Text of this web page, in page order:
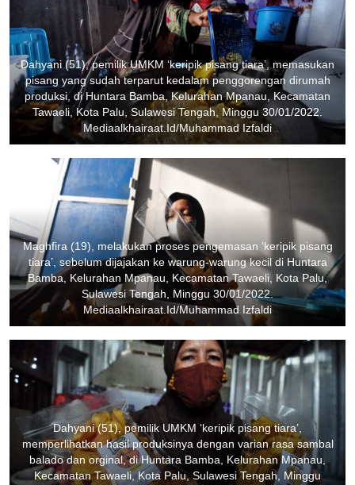
Dahyani (51), pemilik UMKM ‘keripik pisang tiara’, memasukan
pisang yang sudah terparut kedalam penggorengan dirumah
produksi, di Huntara Bamba, Kelurahan Mpanau, Kecamatan
Tawaeli, Kota Palu, Sulawesi Tengah, Minggu 30/01/2022.
Mediaalkhairaat.Id/Muhammad Izfaldi
Maghfira (19), melakukan proses pengemasan ‘keripik pisang
tiara’, sebelum dijajakan ke warung-warung kecil di Huntara
Bamba, Kelurahan Mpanau, Kecamatan Tawaeli, Kota Palu,
Sulawesi Tengah, Minggu 30/01/2022.
Mediaalkhairaat.Id/Muhammad Izfaldi
Dahyani (51), pemilik UMKM ‘keripik pisang tiara’,
memperlihatkan hasil produksinya dengan varian rasa sambal
balado dan orginal, di Huntara Bamba, Kelurahan Mpanau,
Kecamatan Tawaeli, Kota Palu, Sulawesi Tengah, Minggu